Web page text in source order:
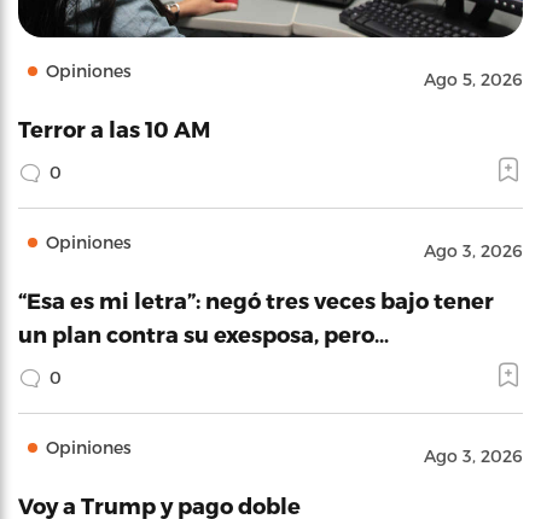
Opiniones Ago 5, 2026
Terror a las 10 AM
0
Opiniones Ago 3, 2026
“Esa es mi letra”: negó tres veces bajo tener
un plan contra su exesposa, pero…
0
Opiniones Ago 3, 2026
Voy a Trump y pago doble